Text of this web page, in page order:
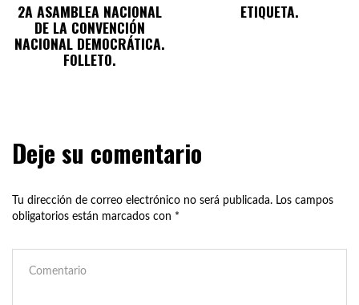
2A ASAMBLEA NACIONAL
DE LA CONVENCIÓN
NACIONAL DEMOCRÁTICA.
FOLLETO.
ETIQUETA.
Deje su comentario
Tu dirección de correo electrónico no será publicada. Los campos
obligatorios están marcados con *